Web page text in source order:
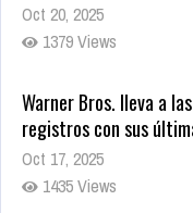
Warner Bros. lleva a
registros con sus
1435 Views
CRUNCHYROLL
JUJUTSU KAISEN: